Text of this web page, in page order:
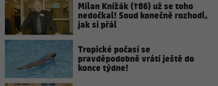
Milan Knížák (†86) už se toho
nedočkal! Soud konečně rozhodl,
jak si přál
Tropické počasí se
pravděpodobně vrátí ještě do
konce týdne!